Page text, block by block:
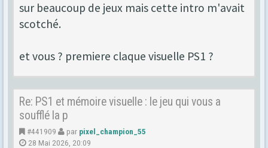
sur beaucoup de jeux mais cette intro m'avait
scotché.
et vous ? premiere claque visuelle PS1 ?
Re: PS1 et mémoire visuelle : le jeu qui vous a
soufflé la p
#441909 par pixel_champion_55
28 Mai 2026, 20:09